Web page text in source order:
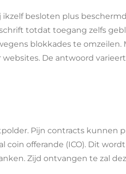
besloten plus
totdat toegang zelfs
blokkades te omzeilen.
De antwoord
Pijn contracts
offerande (ICO). Dit
Zijd ontvangen te zal